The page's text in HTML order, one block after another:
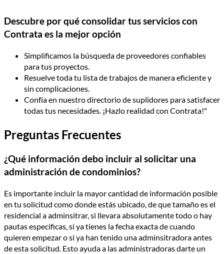
Descubre por qué consolidar tus servicios con
Contrata es la mejor opción
Simplificamos la búsqueda de proveedores confiables
para tus proyectos.
Resuelve toda tu lista de trabajos de manera eficiente y
sin complicaciones.
Confía en nuestro directorio de suplidores para satisfacer
todas tus necesidades. ¡Hazlo realidad con Contrata!"
Preguntas Frecuentes
¿Qué información debo incluir al solicitar una
administración de condominios?
Es importante incluir la mayor cantidad de información posible
en tu solicitud como donde estás ubicado, de que tamaño es el
residencial a adminsitrar, si llevara absolutamente todo o hay
pautas especificas, si ya tienes la fecha exacta de cuando
quieren empezar o si ya han tenido una adminsitradora antes
de esta solicitud. Esto ayuda a las administradoras darte un